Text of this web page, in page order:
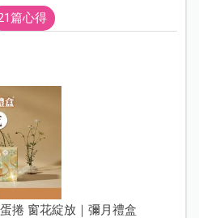
篇心得
捲 窗花綻放｜彌月禮盒